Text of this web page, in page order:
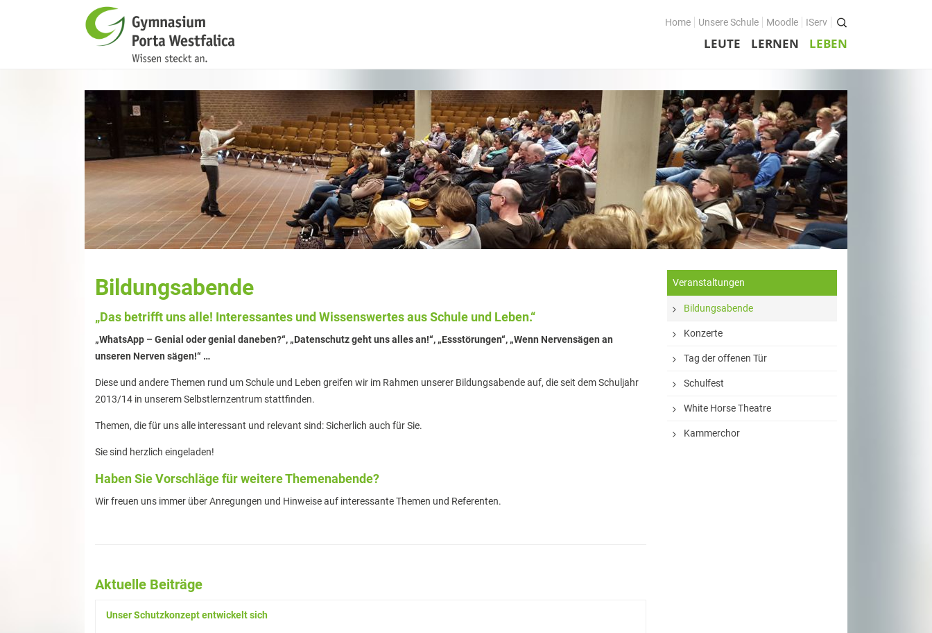
Home Unsere Schule Moodle IServ
LEUTE LERNEN LEBEN
Bildungsabende
„Das betrifft uns alle! Interessantes und Wissenswertes aus Schule und Leben.“
„WhatsApp – Genial oder genial daneben?“, „Datenschutz geht uns alles an!“, „Essstörungen“, „Wenn Nervensägen an
unseren Nerven sägen!“ …
Diese und andere Themen rund um Schule und Leben greifen wir im Rahmen unserer Bildungsabende auf, die seit dem Schuljahr
2013/14 in unserem Selbstlernzentrum stattfinden.
Themen, die für uns alle interessant und relevant sind: Sicherlich auch für Sie.
Sie sind herzlich eingeladen!
Haben Sie Vorschläge für weitere Themenabende?
Wir freuen uns immer über Anregungen und Hinweise auf interessante Themen und Referenten.
Aktuelle Beiträge
Unser Schutzkonzept entwickelt sich
Veranstaltungen
Bildungsabende
Konzerte
Tag der offenen Tür
Schulfest
White Horse Theatre
Kammerchor